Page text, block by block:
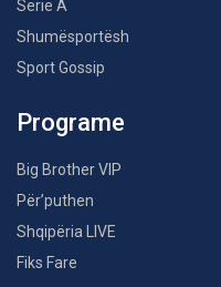
Serie A
Shumësportësh
Sport Gossip
Programe
Big Brother VIP
Për’puthen
Shqipëria LIVE
Fiks Fare